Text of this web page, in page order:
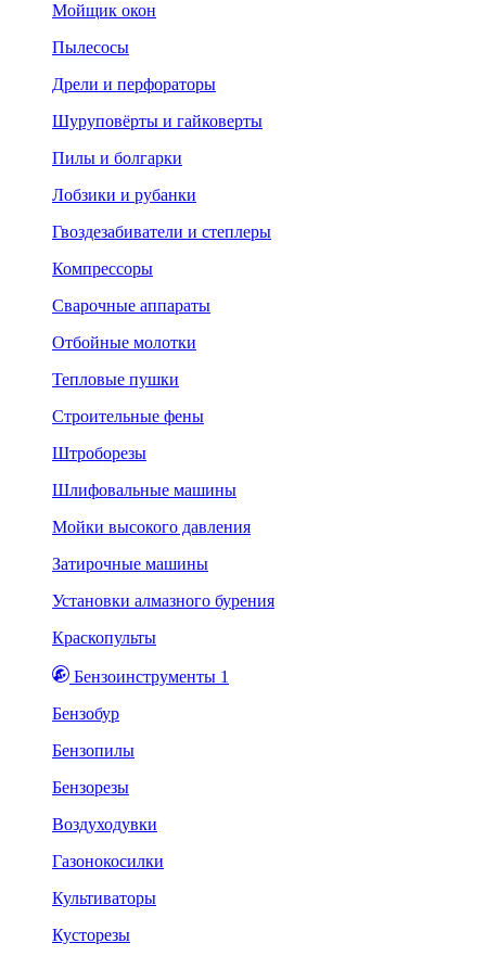
Мойщик окон
Пылесосы
Дрели и перфораторы
Шуруповёрты и гайковерты
Пилы и болгарки
Лобзики и рубанки
Гвоздезабиватели и степлеры
Компрессоры
Сварочные аппараты
Отбойные молотки
Тепловые пушки
Строительные фены
Штроборезы
Шлифовальные машины
Мойки высокого давления
Затирочные машины
Установки алмазного бурения
Краскопульты
Бензоинструменты 1
Бензобур
Бензопилы
Бензорезы
Воздуходувки
Газонокосилки
Культиваторы
Кусторезы